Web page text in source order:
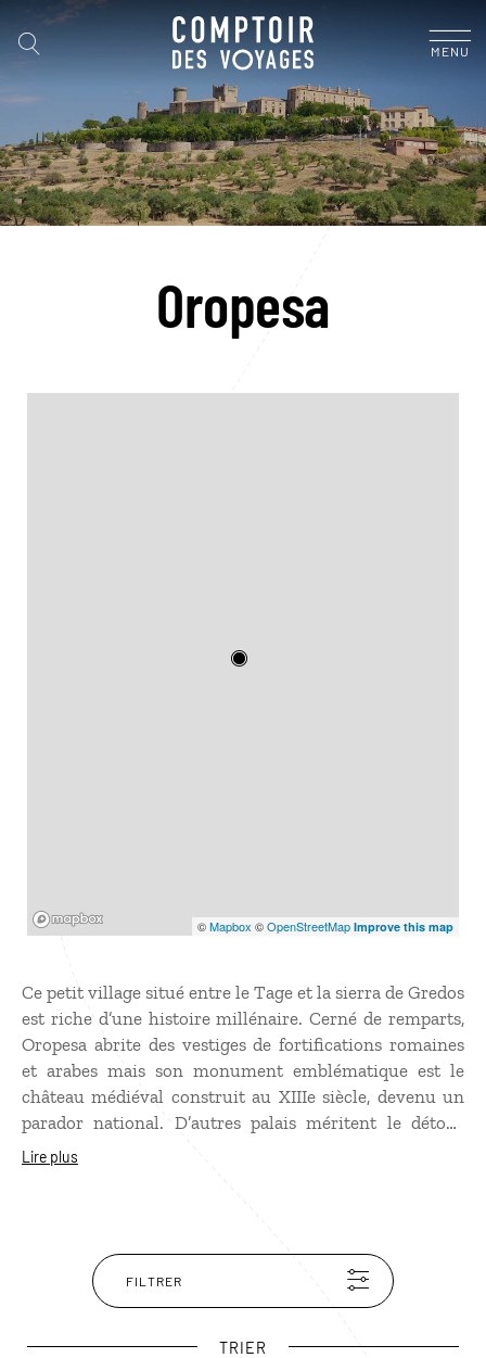
MENU
Oropesa
©Mapbox ©OpenStreetMap Improve this map
Ce petit village situé entre le Tage et la sierra de Gredos
est riche d’une histoire millénaire. Cerné de remparts,
Oropesa abrite des vestiges de fortifications romaines
et arabes mais son monument emblématique est le
château médiéval construit au XIIIe siècle, devenu un
parador national. D’autres palais méritent le détour
pendant votre voyage, comme celui de Doña Elvira, au
Lire plus
FILTRER
TRIER